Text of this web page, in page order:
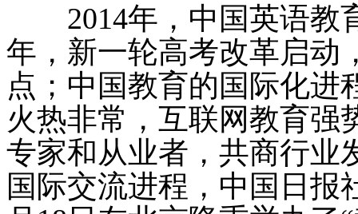
2014年，中国英语教
年，新一轮高考改革启动
点；中国教育的国际化进
火热非常，互联网教育
专家和从业者，共商行业
国际交流进程，中国日报